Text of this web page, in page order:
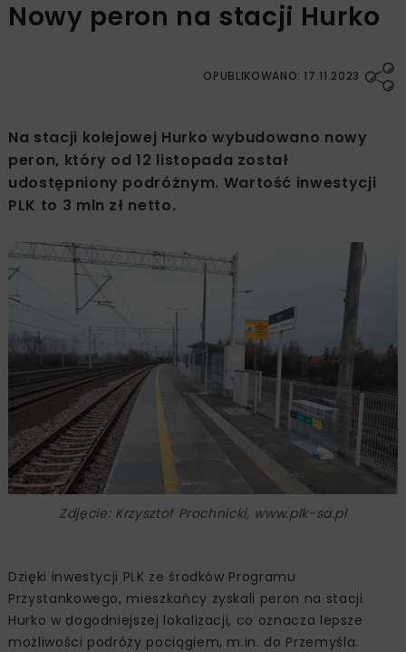
Nowy peron na stacji Hurko
OPUBLIKOWANO: 17.11.2023
Na stacji kolejowej Hurko wybudowano nowy
peron, który od 12 listopada został
udostępniony podróżnym. Wartość inwestycji
PLK to 3 mln zł netto.
Zdjęcie: Krzysztof Prochnicki, www.plk-sa.pl
Dzięki inwestycji PLK ze środków Programu
Przystankowego, mieszkańcy zyskali peron na stacji
Hurko w dogodniejszej lokalizacji, co oznacza lepsze
możliwości podróży pociągiem, m.in. do Przemyśla.